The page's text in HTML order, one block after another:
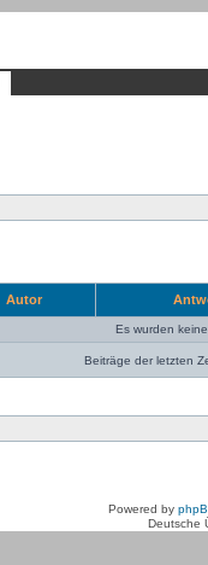
Autor
Es wurden
Beiträge der letzten
Powered by
Deutsche